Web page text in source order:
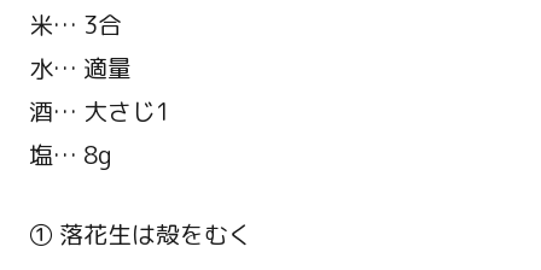
米… 3合
水… 適量
酒… 大さじ1
塩… 8g
① 落花生は殻をむく